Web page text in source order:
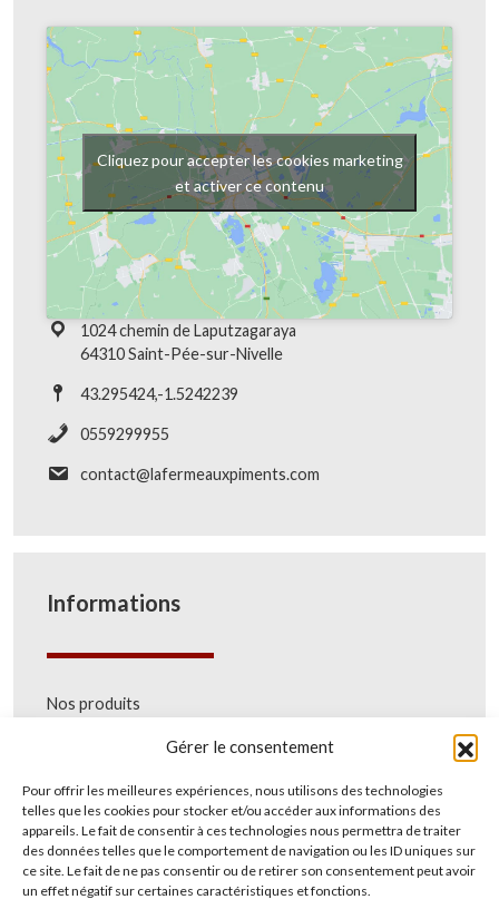
Gérer le consentement
Pour offrir les meilleures expériences, nous utilisons des technologies
telles que les cookies pour stocker et/ou accéder aux informations des
appareils. Le fait de consentir à ces technologies nous permettra de traiter
des données telles que le comportement de navigation ou les ID uniques sur
ce site. Le fait de ne pas consentir ou de retirer son consentement peut avoir
un effet négatif sur certaines caractéristiques et fonctions.
Cliquez pour accepter les cookies marketing
et activer ce contenu
1024 chemin de Laputzagaraya
64310 Saint-Pée-sur-Nivelle
43.295424,-1.5242239
0559299955
contact@lafermeauxpiments.com
Informations
Nos produits
Mentions légales
Plan du site
Politique de cookies (UE)